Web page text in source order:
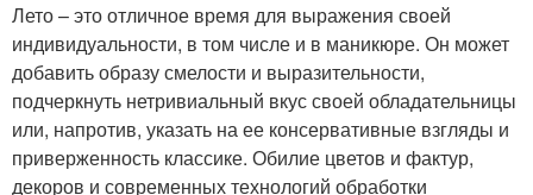
Лето – это отличное время для выражения своей
индивидуальности, в том числе и в маникюре. Он может
добавить образу смелости и выразительности,
подчеркнуть нетривиальный вкус своей обладательницы
или, напротив, указать на ее консервативные взгляды и
приверженность классике. Обилие цветов и фактур,
декоров и современных технологий обработки